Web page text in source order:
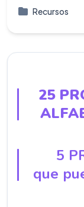
Recursos
25
5
que